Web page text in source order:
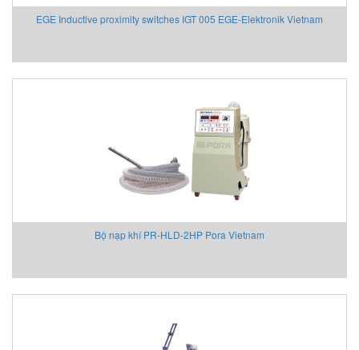
EGE Inductive proximity switches IGT 005 EGE-Elektronik Vietnam
Bộ nạp khí PR-HLD-2HP Pora Vietnam